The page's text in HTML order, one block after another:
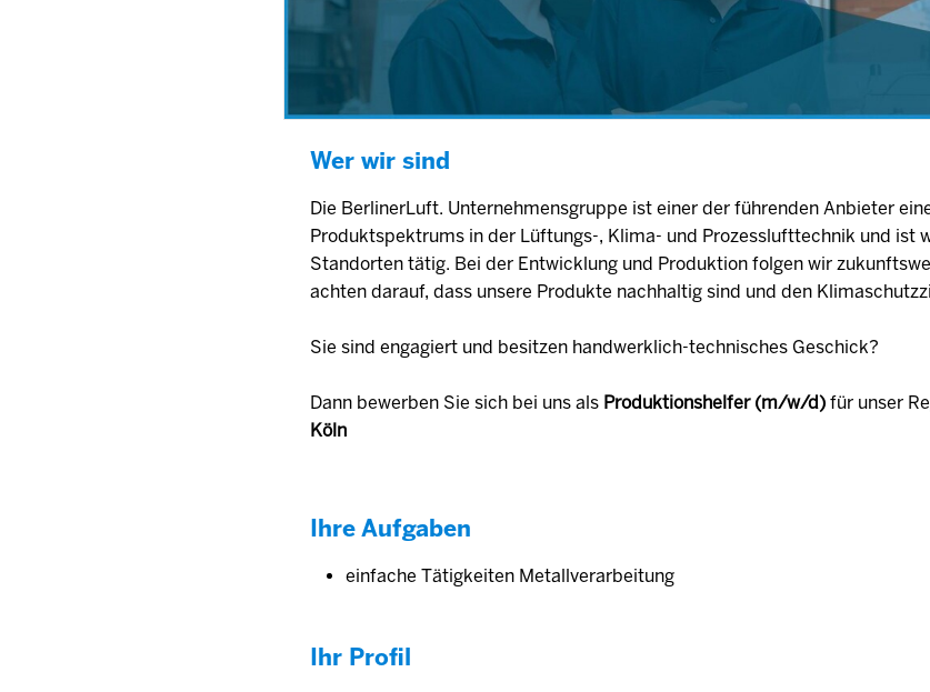
Wer wir sind
Die BerlinerLuft. Unternehmensgruppe ist einer der führenden Anbieter
Produktspektrums in der Lüftungs-, Klima- und Prozesslufttechnik und ist
Standorten tätig. Bei der Entwicklung und Produktion folgen wir
achten darauf, dass unsere Produkte nachhaltig sind und den
Sie sind engagiert und besitzen handwerklich-technisches Geschick?
Dann bewerben Sie sich bei uns als Produktionshelfer (m/w/d) für unser
Köln
Ihre Aufgaben
einfache Tätigkeiten Metallverarbeitung
Ihr Profil